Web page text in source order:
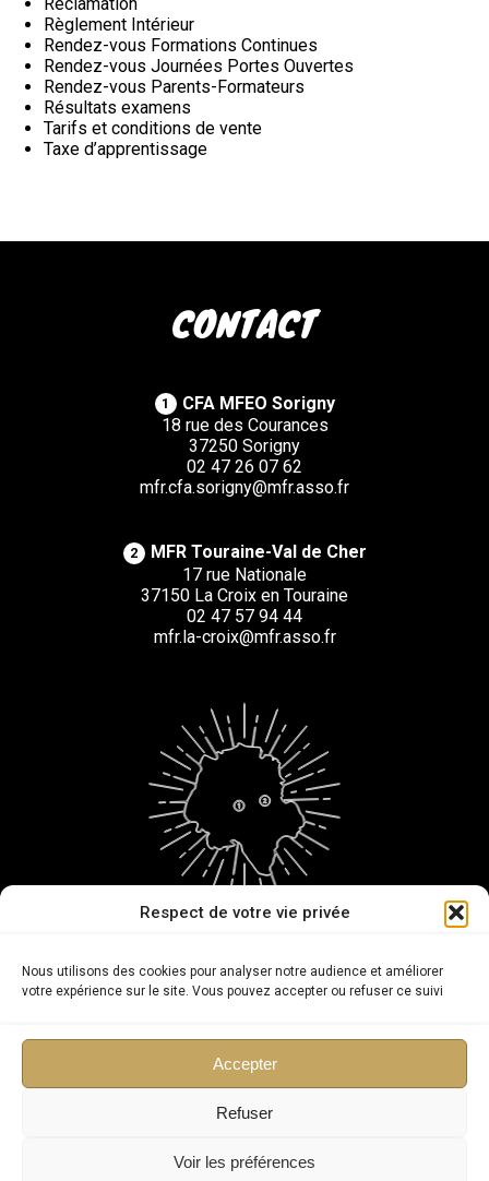
Respect de votre vie privée
Nous utilisons des cookies pour analyser notre audience et améliorer
votre expérience sur le site. Vous pouvez accepter ou refuser ce suivi
Accepter
Refuser
Voir les préférences
Règlement Intérieur
Rendez-vous Formations Continues
Rendez-vous Journées Portes Ouvertes
Rendez-vous Parents-Formateurs
Résultats examens
Tarifs et conditions de vente
Taxe d’apprentissage
CONTACT
1
CFA MFEO Sorigny
18 rue des Courances
37250 Sorigny
02 47 26 07 62
mfr.cfa.sorigny@mfr.asso.fr
2
MFR Touraine-Val de Cher
17 rue Nationale
37150 La Croix en Touraine
02 47 57 94 44
mfr.la-croix@mfr.asso.fr
Plan du site
Politique de confidentialité